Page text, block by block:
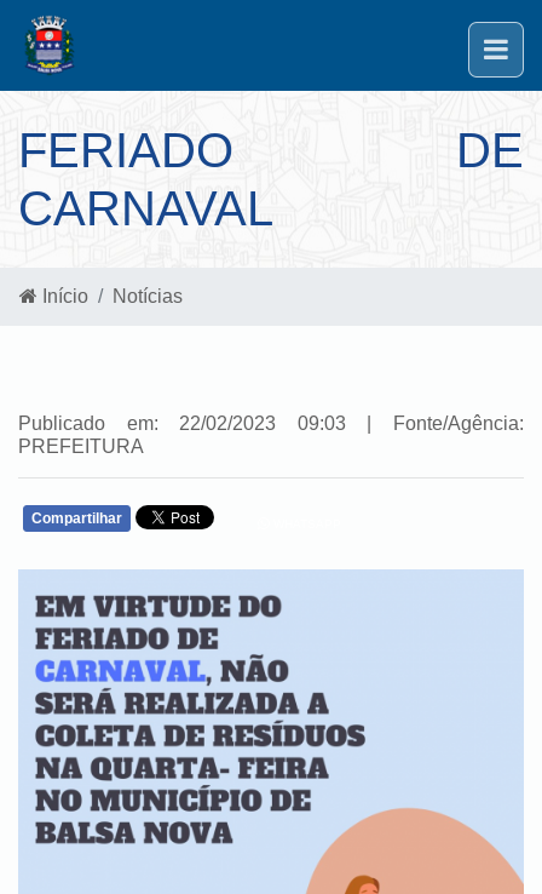
FERIADO DE
CARNAVAL
Início Notícias
Publicado em: 22/02/2023 09:03 | Fonte/Agência:
PREFEITURA
Compartilhar